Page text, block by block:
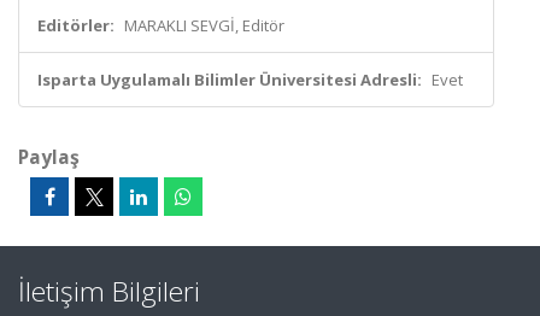
Editörler: MARAKLI SEVGİ, Editör
Isparta Uygulamalı Bilimler Üniversitesi Adresli: Evet
Paylaş
İletişim Bilgileri